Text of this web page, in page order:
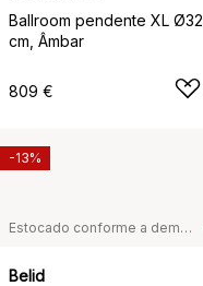
Ballroom pendente XL Ø32
cm, Âmbar
809 €
Estocado conforme a demanda
Belid
-13%